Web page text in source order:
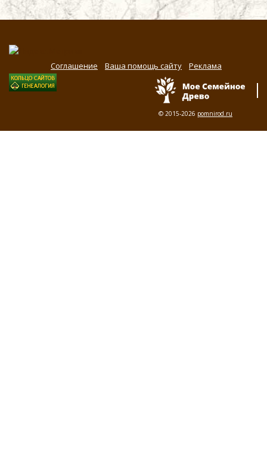
Соглашение Ваша помощь сайту Реклама
© 2015-2026 pomnirod.ru